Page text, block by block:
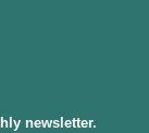
newsletter.